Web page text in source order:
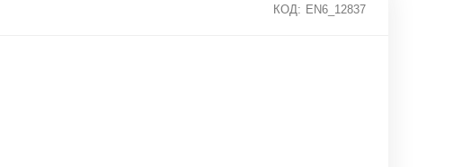
КОД: EN6_12837